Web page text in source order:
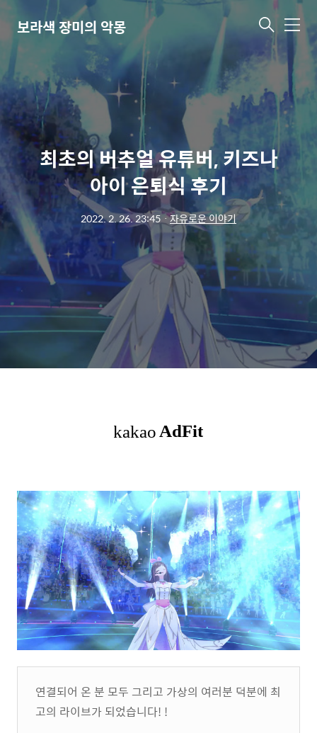
보라색 장미의 악몽 메
최초의 버추얼 유튜버, 키즈나
아이 은퇴식 후기
2022. 2. 26. 23:45ㆍ자유로운 이야기
연결되어 온 분 모두 그리고 가상의 여러분 덕분에 최
고의 라이브가 되었습니다! !